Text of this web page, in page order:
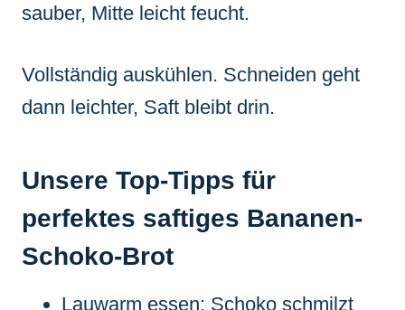
sauber, Mitte leicht feucht.
Vollständig auskühlen. Schneiden geht
dann leichter, Saft bleibt drin.
Unsere Top-Tipps für
perfektes saftiges Bananen-
Schoko-Brot
Lauwarm essen: Schoko schmilzt